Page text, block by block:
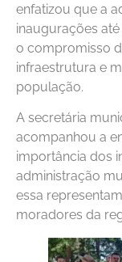
enfatizou que a
inaugurações
o compromisso
infraestrutura e
população.
A secretária
acompanhou a
importância dos
administração
essa
moradores da